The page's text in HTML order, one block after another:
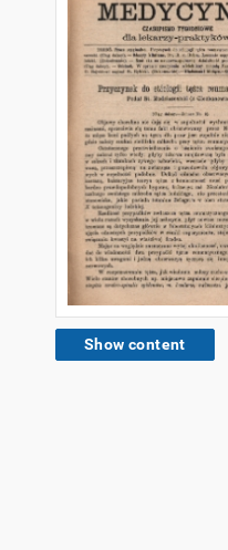
Show content